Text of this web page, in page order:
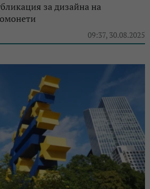
за дизайна на
09:37, 30.08.2025